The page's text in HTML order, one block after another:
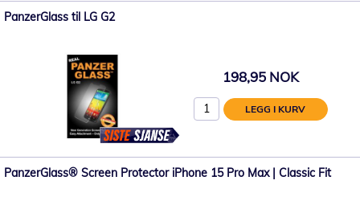
PanzerGlass til LG G2
198,95 NOK
LEGG I KURV
PanzerGlass® Screen Protector iPhone 15 Pro Max | Classic Fit